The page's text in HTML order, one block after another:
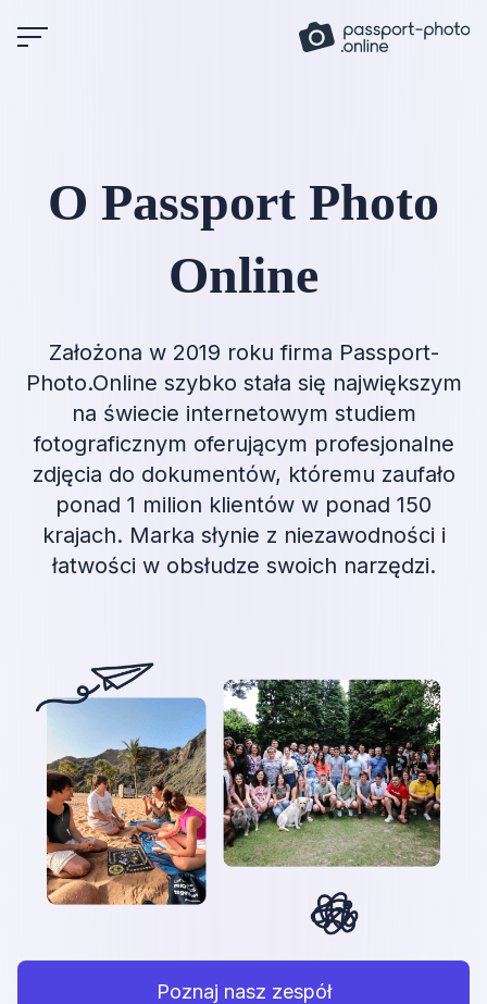
to
O Passport Photo
Online
Założona w 2019 roku firma Passport-
Photo.Online szybko stała się największym
na świecie internetowym studiem
fotograficznym oferującym profesjonalne
zdjęcia do dokumentów, któremu zaufało
ponad 1 milion klientów w ponad 150
krajach. Marka słynie z niezawodności i
łatwości w obsłudze swoich narzędzi.
Poznaj nasz zespół